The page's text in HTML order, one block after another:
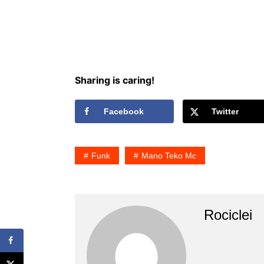
Sharing is caring!
Facebook Twitter
Funk Mano Teko Mc
Rociclei